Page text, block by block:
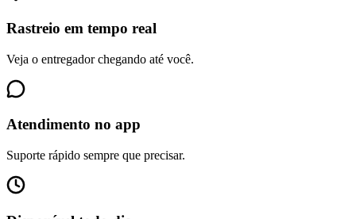
Rastreio em tempo real
Veja o entregador chegando até você.
Atendimento no app
Suporte rápido sempre que precisar.